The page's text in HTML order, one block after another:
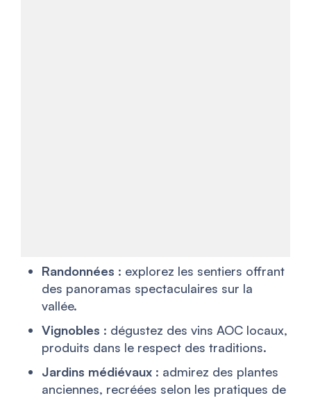
Randonnées : explorez les sentiers offrant
des panoramas spectaculaires sur la
vallée.
Vignobles : dégustez des vins AOC locaux,
produits dans le respect des traditions.
Jardins médiévaux : admirez des plantes
anciennes, recréées selon les pratiques de